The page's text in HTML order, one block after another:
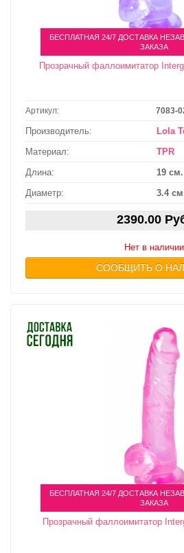
БЕСПЛАТНАЯ 24/7 ДОСТАВКА
ЗАКАЗА
Прозрачный фаллоимитатор
Артикул: 7083-
Производитель:
Lola
Материал:
TPR
Длина:
19 см.
Диаметр:
3.4
2390.00
Нет в наличии
СООБЩИТЬ О
БЕСПЛАТНАЯ 24/7 ДОСТАВКА
ЗАКАЗА
Прозрачный фаллоимитатор